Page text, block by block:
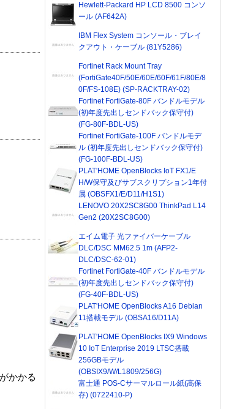
かかる
Hewlett-Packard HP LCD 8500 コンソ
ール (AF642A)
IBM Flex System コンソール・ブレイ
クアウト・ケーブル (81Y5286)
Fortinet Rack Mount Tray
(FortiGate40F/50E/60E/60F/61F/80E/8
0F/FS-108E) (SP-RACKTRAY-02)
Fortinet FortiGate-80F バンドルモデル
(初年度先出しセンドバック保守付)
(FG-80F-BDL-US)
Fortinet FortiGate-100F バンドルモデ
ル (初年度先出しセンドバック保守付)
(FG-100F-BDL-US)
PLAT'HOME OpenBlocks IoT FX1/E
H/W保守及びサブスクリプション1年付
属 (OBSFX1/E/D11/H1S1)
LENOVO 20X2SC8G00 ThinkPad L14
Gen2 (20X2SC8G00)
エイム電子 光ファイバーケーブル
DLC/DSC MM62.5 1m (AFP2-
DLC/DSC-62-01)
Fortinet FortiGate-40F バンドルモデル
(初年度先出しセンドバック保守付)
(FG-40F-BDL-US)
PLAT'HOME OpenBlocks A16 Debian
11搭載モデル (OBSA16/D11A)
PLAT'HOME OpenBlocks IX9 Windows
10 IoT Enterprise 2019 LTSC搭載
256GBモデル
(OBSIX9/W/L1809/256G)
富士通 POS-Cサーマルロール紙(高保
存) (0722410-P)